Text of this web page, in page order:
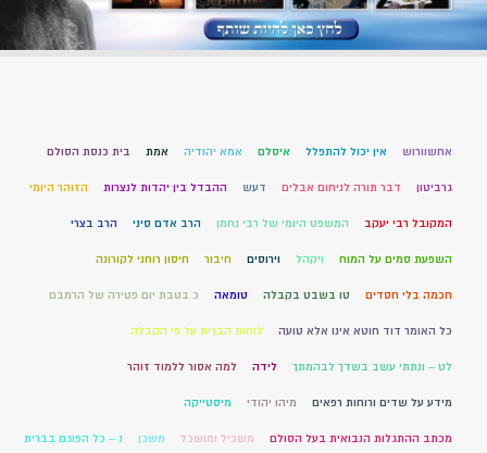
אחשוורוש אין יכול להתפלל איסלם אמא יהודיה אמת בית כנסת הסולם
גרביטון דבר תורה לניחום אבלים דעש ההבדל בין יהדות לנצרות הזוהר היומי
המקובל רבי יעקב המשפט היומי של רבי נחמן הרב אדם סיני הרב בצרי
השפעת סמים על המוח ויקהל וירוסים חיבור חיסון רוחני לקורונה
חכמה בלי חסדים טו בשבט בקבלה טומאה כ בטבת יום פטירה של הרמבם
כל האומר דוד חוטא אינו אלא טועה לוחות הברית על פי הקבלה
לט – ונתתי עשב בשדך לבהמתך לידה למה אסור ללמוד זוהר
מידע על שדים ורוחות רפאים מיהו יהודי מיסטייקה
מכתב ההתגלות הנבואית בעל הסולם משכיל ומושכל משכן נ – כל הפוגם בברית